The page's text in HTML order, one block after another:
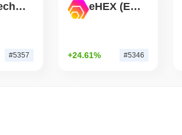
Pulsechain Bridged HEX (Pulsechain)
#5357
eHEX (Ethereum)
+24.61% #5346